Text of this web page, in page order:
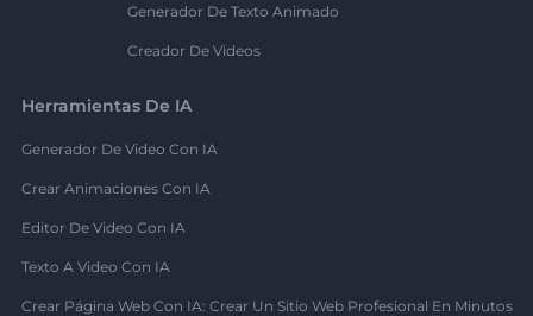
Generador De Texto Animado
Creador De Videos
Herramientas De IA
Generador De Video Con IA
Crear Animaciones Con IA
Editor De Video Con IA
Texto A Video Con IA
Crear Página Web Con IA: Crear Un Sitio Web Profesional En Minutos